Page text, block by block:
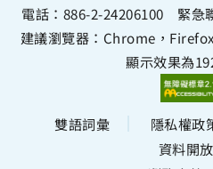
電話： 886-2-24206100 緊急
建議瀏覽器：Chrome，
顯示效果為
雙語詞彙 隱私權政
資料開